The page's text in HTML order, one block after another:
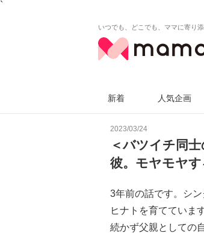
`
いつでも、どこでも、ママに寄り
新着 人気企画
2023/03/24
＜バツイチ同
彼。モヤモヤ
3年前の話です。シ
ヒナトを育てていま
続かず父親としての